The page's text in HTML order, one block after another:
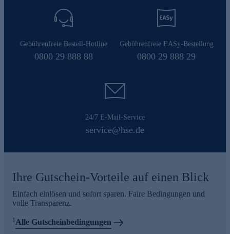
Gebührenfreie Bestell-Hotline
0800 29 888 88
Gebührenfreie EASy-Bestellung
0800 29 888 29
24/7 E-Mail-Service
service@hse.de
Ihre Gutschein-Vorteile auf einen Blick
Einfach einlösen und sofort sparen. Faire Bedingungen und
volle Transparenz.
1Alle Gutscheinbedingungen